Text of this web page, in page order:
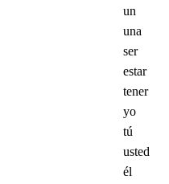
un
una
ser
estar
tener
yo
tú
usted
él